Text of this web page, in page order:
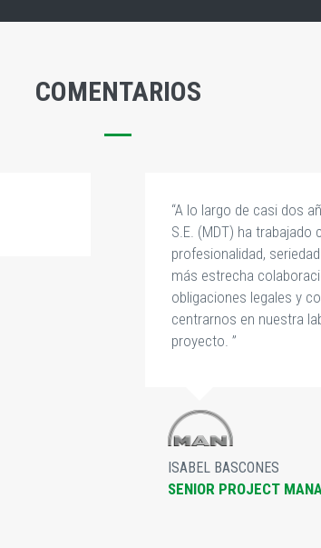
COMENTARIOS
“A lo largo de casi dos
S.E. (MDT) ha
profesionalidad,
más estrecha
obligaciones legales y
centrarnos en nuestra
proyecto. ”
ISABEL BASCONES
SENIOR PROJECT